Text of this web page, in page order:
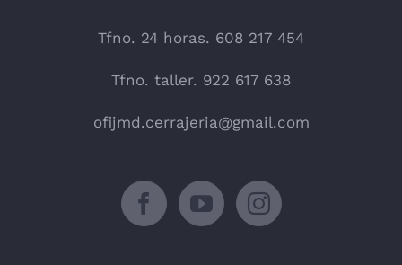
Tfno. 24 horas. 608 217 454
Tfno. taller. 922 617 638
ofijmd.cerrajeria@gmail.com